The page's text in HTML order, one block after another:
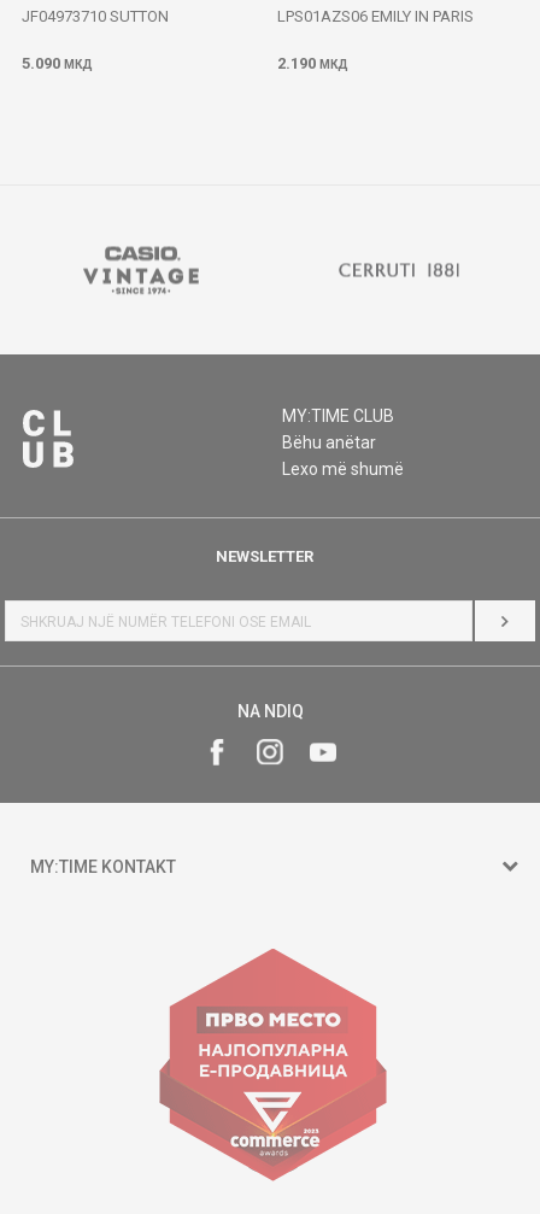
JF04973710 SUTTON
5.090 МКД
LPS01AZS06 EMILY IN PARIS
2.190 МКД
MY:TIME CLUB
Bëhu anëtar
Lexo më shumë
NEWSLETTER
HYR
NA NDIQ
MY:TIME KONTAKT
Goce Nikolovski 74 Shkup
contact@mytime.mk
Orari i punës:
09:00 - 17:00